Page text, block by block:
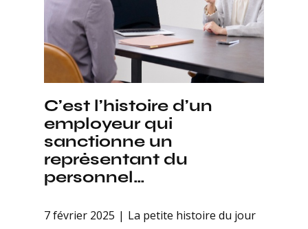
C’est l’histoire d’un
employeur qui
sanctionne un
représentant du
personnel…
7 février 2025 La petite histoire du jour